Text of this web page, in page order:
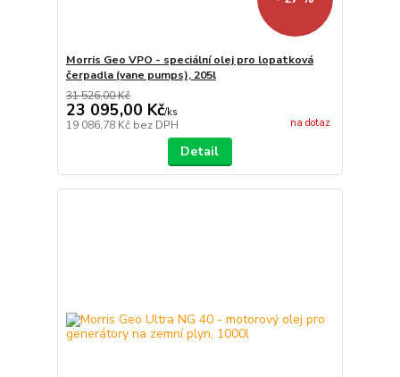
Morris Geo VPO - speciální olej pro lopatková
čerpadla (vane pumps), 205l
31 526,00 Kč
23 095,00 Kč/ks
19 086,78 Kč bez DPH na dotaz
Detail